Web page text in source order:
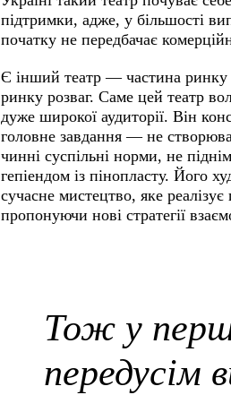
підтримки, адже, у більшості
початку не передбачає
Є інший театр — частина ринку
ринку розваг. Саме цей театр
дуже широкої аудиторії. Він
головне завдання — не
чинні суспільні норми, не
гепіендом із пінопласту. Його
сучасне мистецтво, яке
пропонуючи нові стратегії
Тож у